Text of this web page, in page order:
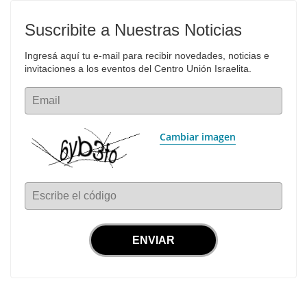
Suscribite a Nuestras Noticias
Ingresá aquí tu e-mail para recibir novedades, noticias e
invitaciones a los eventos del Centro Unión Israelita.
Email
Cambiar imagen
Escribe el código